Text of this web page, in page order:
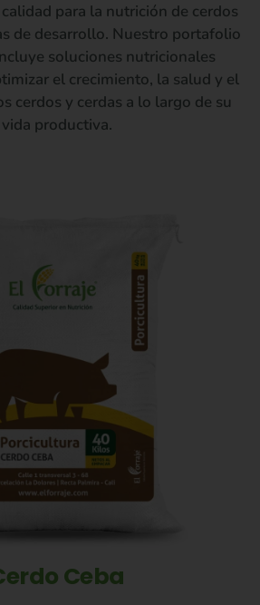
para la nutrición de cerdos
de desarrollo. Nuestro portafolio
soluciones nutricionales
el crecimiento, la salud y el
cerdos y cerdas a lo largo de su
vida productiva.
Ceba